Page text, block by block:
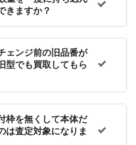
きますか？
ェンジ前の旧品番が
型でも買取してもら
枠を無くして本体だ
は査定対象になりま